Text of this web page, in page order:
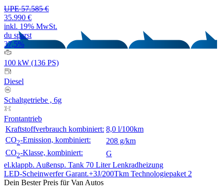
UPE 57.585 €
35.990 €
inkl. 19% MwSt.
du sparst
37,5%
100 kW (136 PS)
Diesel
Schaltgetriebe , 6g
Frontantrieb
Kraftstoffverbrauch kombiniert: 8,0 l/100km
CO2-Emission, kombiniert:
208 g/km
CO2-Klasse, kombiniert:
G
el.klappb. Außensp. Tank 70 Liter Lenkradheizung
LED-Scheinwerfer Garant.+3J/200Tkm Technologiepaket 2
Dein Bester Preis für Van Autos